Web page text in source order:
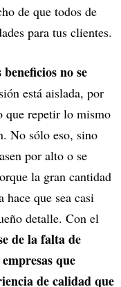
de que todos de
para tus clientes.
beneficios no se
está aislada, por
que repetir lo mismo
No sólo eso, sino
por alto o se
la gran cantidad
hace que sea casi
detalle. Con el
de la falta de
que
de calidad que